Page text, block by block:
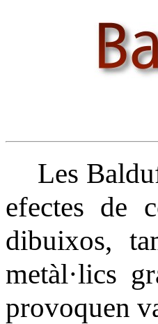
Les
efectes de
dibuixos,
metàl·lics
provoquen